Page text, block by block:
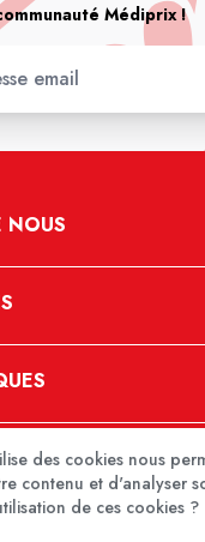
Médiprix !
NOUS
des cookies nous
contenu et d'analyser
de ces cookies ?